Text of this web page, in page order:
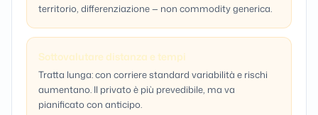
territorio, differenziazione — non commodity generica.
Sottovalutare distanza e tempi
Tratta lunga: con corriere standard variabilità e rischi
aumentano. Il privato è più prevedibile, ma va
pianificato con anticipo.